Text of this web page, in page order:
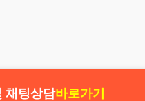
채팅상담바로가기